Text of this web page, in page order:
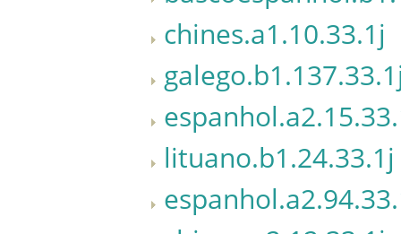
chines.a1.10.33.1j
lituano.b1.24.33.1j